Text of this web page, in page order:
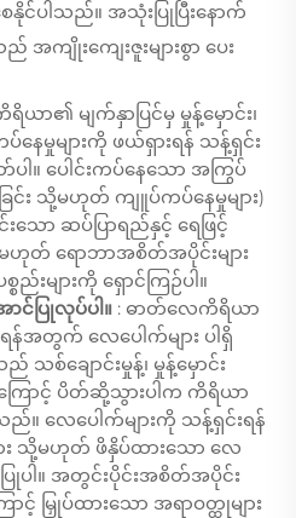
နိုင်ပါသည်။ အသုံးပြုပြီးနောက်
ကျိုးကျေးဇူးများစွာ ပေး
ရိယာ၏ မျက်နှာပြင်မှ မှုန့်မှောင်း၊
မှုများကို ဖယ်ရှားရန် သန့်ရှင်း
တ်ပါ။ ပေါင်းကပ်နေသော အကြွပ်
ြင်း သို့မဟုတ် ကျူပ်ကပ်နေမှုများ)
သော ဆပ်ပြာရည်နှင့် ရေဖြင့်
တ် ရောဘာအစိတ်အပိုင်းများ
းများကို ရှောင်ကြဉ်ပါ။
င်ပြုလုပ်ပါ။ : ဓာတ်လေကိရိယာ
ရန်အတွက် လေပေါက်များ ပါရှိ
သစ်ချောင်းမှုန့်၊ မှုန့်မှောင်း
ောင့် ပိတ်ဆို့သွားပါက ကိရိယာ
ည်။ လေပေါက်များကို သန့်ရှင်းရန်
ား သို့မဟုတ် ဖိနှိပ်ထားသော လေ
ြုပါ။ အတွင်းပိုင်းအစိတ်အပိုင်း
င့် မြှုပ်ထားသော အရာဝတ္ထုများ